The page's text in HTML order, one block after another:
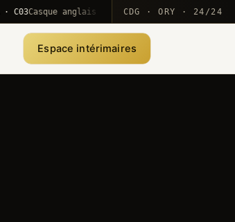
Casque anglais positionné · rotation MEA ·
CDG · ORY · 24/24
Espace intérimaires